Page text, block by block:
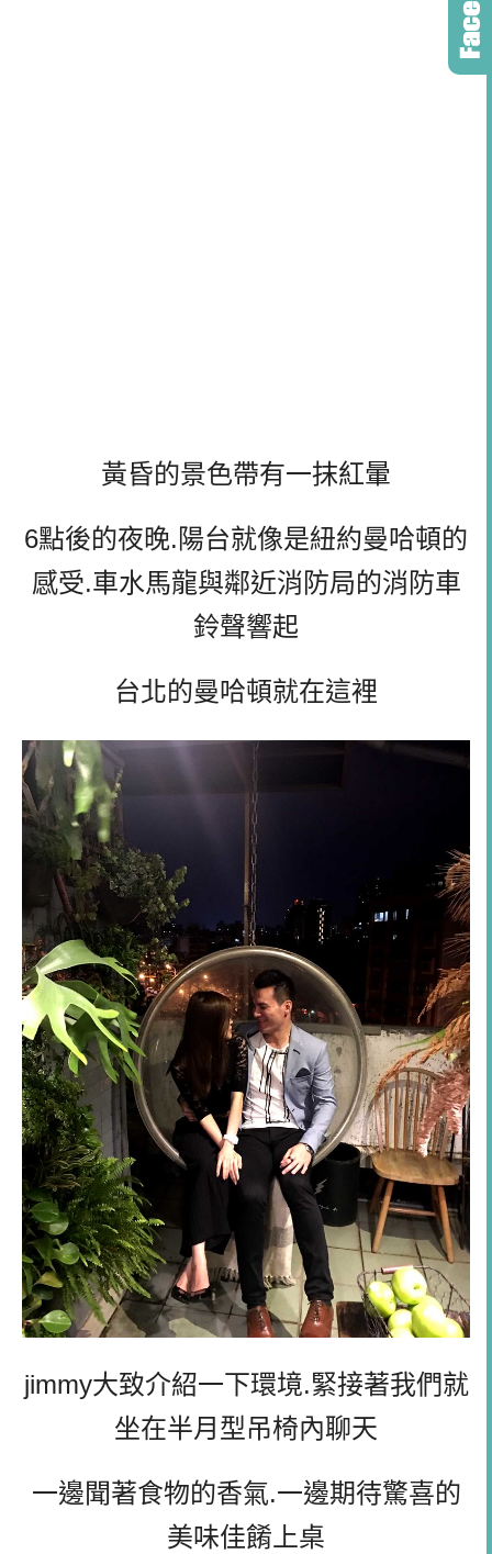
黃昏的景色帶有一抹紅暈
6點後的夜晚.陽台就像是紐約曼哈頓的
感受.車水馬龍與鄰近消防局的消防車
鈴聲響起
台北的曼哈頓就在這裡
jimmy大致介紹一下環境.緊接著我們就
坐在半月型吊椅內聊天
一邊聞著食物的香氣.一邊期待驚喜的
美味佳餚上桌